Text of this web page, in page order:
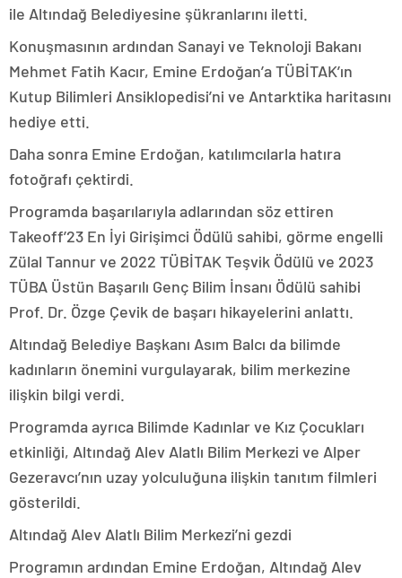
ile Altındağ Belediyesine şükranlarını iletti.
Konuşmasının ardından Sanayi ve Teknoloji Bakanı
Mehmet Fatih Kacır, Emine Erdoğan’a TÜBİTAK’ın
Kutup Bilimleri Ansiklopedisi’ni ve Antarktika haritasını
hediye etti.
Daha sonra Emine Erdoğan, katılımcılarla hatıra
fotoğrafı çektirdi.
Programda başarılarıyla adlarından söz ettiren
Takeoff’23 En İyi Girişimci Ödülü sahibi, görme engelli
Zülal Tannur ve 2022 TÜBİTAK Teşvik Ödülü ve 2023
TÜBA Üstün Başarılı Genç Bilim İnsanı Ödülü sahibi
Prof. Dr. Özge Çevik de başarı hikayelerini anlattı.
Altındağ Belediye Başkanı Asım Balcı da bilimde
kadınların önemini vurgulayarak, bilim merkezine
ilişkin bilgi verdi.
Programda ayrıca Bilimde Kadınlar ve Kız Çocukları
etkinliği, Altındağ Alev Alatlı Bilim Merkezi ve Alper
Gezeravcı’nın uzay yolculuğuna ilişkin tanıtım filmleri
gösterildi.
Altındağ Alev Alatlı Bilim Merkezi’ni gezdi
Programın ardından Emine Erdoğan, Altındağ Alev